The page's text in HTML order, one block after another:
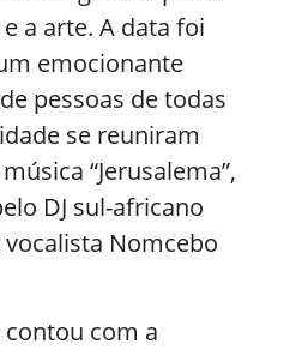
a arte. A data foi
emocionante
pessoas de todas
se reuniram
“Jerusalema”,
DJ sul-africano
vocalista Nomcebo
com a